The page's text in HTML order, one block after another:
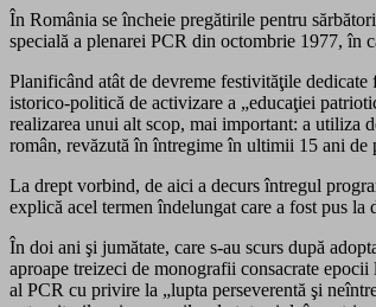
În România se încheie pregătirile pentru
specială a plenarei PCR din octombrie 1977, în
Planificând atât de devreme festivităţile
istorico-politică de activizare a „educaţiei
realizarea unui alt scop, mai important: a utiliza
român, revăzută în întregime în ultimii 15 ani de
La drept vorbind, de aici a decurs întregul
explică acel termen îndelungat care a fost pus
În doi ani şi jumătate, care s-au scurs după
aproape treizeci de monografii consacrate
al PCR cu privire la „lupta perseverentă şi